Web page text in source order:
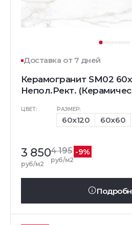
Доставка от 7 дней
Керамогранит SM02
Непол.Рект.
ЦВЕТ: РАЗМЕР:
60x120 60x60
3 850
руб/м2
4 195
руб/м2
-9%